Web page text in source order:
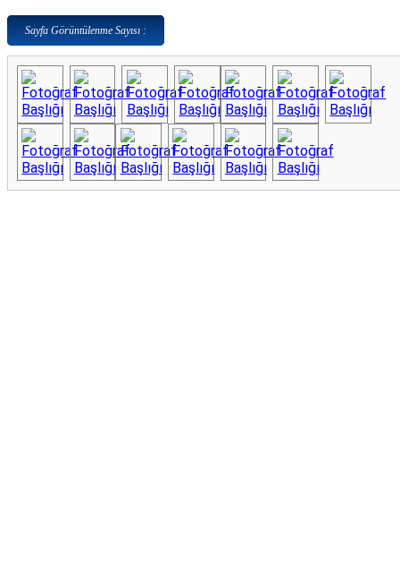
Sayfa Görüntülenme Sayısı :